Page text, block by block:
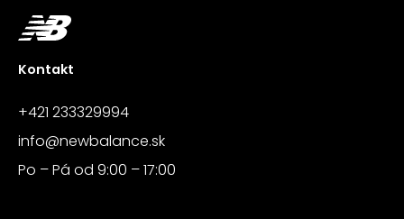
Kontakt
+421 233329994
info@newbalance.sk
Po – Pá od 9:00 – 17:00